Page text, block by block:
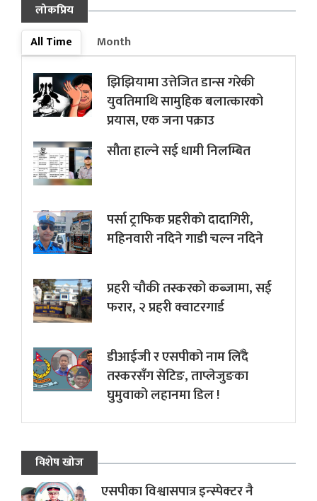
लोकप्रिय
All Time
Month
झिझियामा उत्तेजित डान्स गरेकी
युवतिमाथि सामुहिक बलात्कारको
प्रयास, एक जना पक्राउ
सौता हाल्ने सई धामी निलम्बित
पर्सा ट्राफिक प्रहरीकाे दादागिरी,
महिनवारी नदिने गाडी चल्न नदिने
प्रहरी चौकी तस्करको कब्जामा, सई
फरार, २ प्रहरी क्वाटरगार्ड
डीआईजी र एसपीको नाम लिँदै
तस्करसँग सेटिङ, ताप्लेजुङका
घुमुवाको लहानमा डिल !
विशेष खोज
एसपीका विश्वासपात्र इन्स्पेक्टर नै